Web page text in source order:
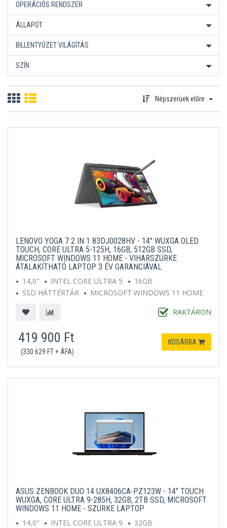
OPERÁCIÓS RENDSZER
ÁLLAPOT
BILLENTYŰZET VILÁGÍTÁS
SZÍN
Népszerüek előre
LENOVO YOGA 7 2 IN 1 83DJ0028HV - 14" WUXGA OLED
TOUCH, CORE ULTRA 5-125H, 16GB, 512GB SSD,
MICROSOFT WINDOWS 11 HOME - VIHARSZÜRKE
ÁTALAKÍTHATÓ LAPTOP 3 ÉV GARANCIÁVAL
14,0"
INTEL CORE ULTRA 5
16GB
SSD HÁTTÉRTÁR
MICROSOFT WINDOWS 11 HOME
RAKTÁRON
419 900 Ft
(330 629 FT + ÁFA)
KOSÁRBA
ASUS ZENBOOK DUO 14 UX8406CA-PZ123W - 14" TOUCH
WUXGA, CORE ULTRA 9-285H, 32GB, 2TB SSD, MICROSOFT
WINDOWS 11 HOME - SZÜRKE LAPTOP
14,0"
INTEL CORE ULTRA 9
32GB